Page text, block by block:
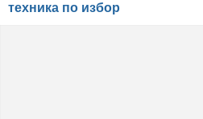
техника по избор